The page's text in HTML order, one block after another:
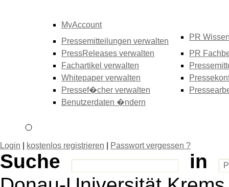
MyAccount
Pressemitteilungen verwalten
PressReleases verwalten
Fachartikel verwalten
Whitepaper verwalten
Pressef�cher verwalten
Benutzerdaten �ndern
PR
PR
Login kostenlos registrieren Passwort vergessen ?
Suche
in